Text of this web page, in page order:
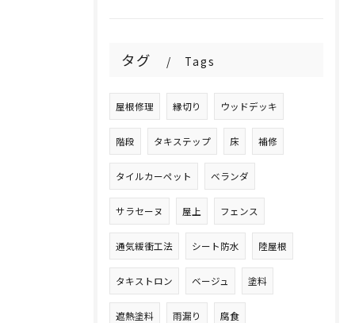
タグ Tags
屋根修理 縁切り ウッドデッキ
階段 タキステップ 床 補修
タイルカーペット ベランダ
サラセーヌ 屋上 フェンス
通気緩衝工法 シート防水 陸屋根
タキストロン ベージュ 塗料
遮熱塗料 雨漏り 腐食